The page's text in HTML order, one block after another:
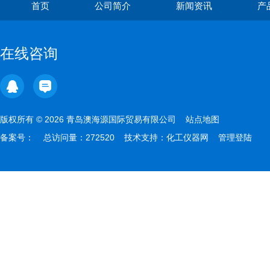
首页 公司简介 新闻资讯 产
在线咨询
版权所有 © 2026 青岛澳海源国际贸易有限公司 站点地图
备案号：
总访问量：272520 技术支持： 化工仪器网 管理登陆